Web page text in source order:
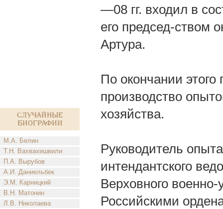
Случайные
биографии
М.А. Белин
Т.Н. Вахвахишвили
П.А. Вырубов
А.И. Даниельбек
Э.М. Карницкий
В.Н. Матонин
Л.В. Николаева
—08 гг. входил в
его председ-ством
Артура.
По окончании
производство
хозяйства.
Руководитель
интендантского
Верховного
Российскими